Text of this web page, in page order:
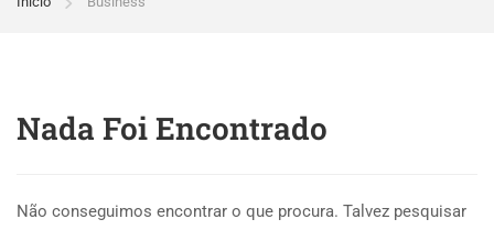
Nada Foi Encontrado
Não conseguimos encontrar o que procura. Talvez pesquisar